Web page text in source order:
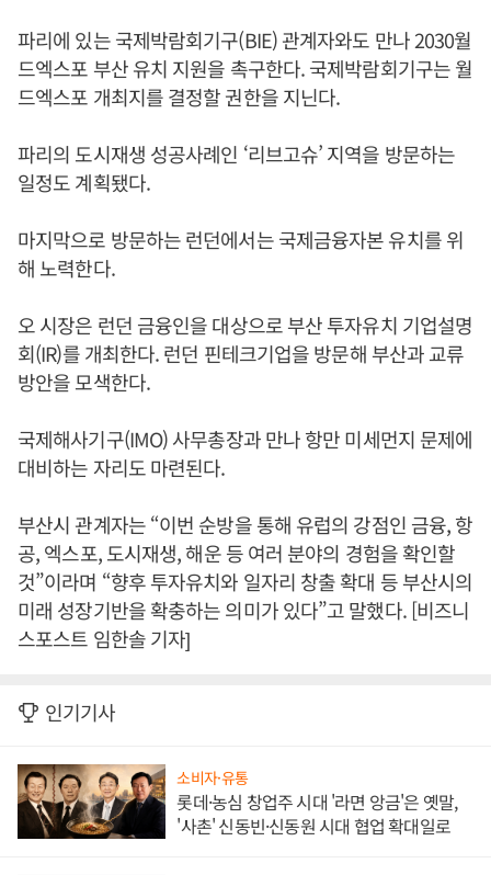
파리에 있는 국제박람회기구(BIE) 관계자와도 만나 2030월
드엑스포 부산 유치 지원을 촉구한다. 국제박람회기구는 월
드엑스포 개최지를 결정할 권한을 지닌다.
파리의 도시재생 성공사례인 ‘리브고슈’ 지역을 방문하는
일정도 계획됐다.
마지막으로 방문하는 런던에서는 국제금융자본 유치를 위
해 노력한다.
오 시장은 런던 금융인을 대상으로 부산 투자유치 기업설명
회(IR)를 개최한다. 런던 핀테크기업을 방문해 부산과 교류
방안을 모색한다.
국제해사기구(IMO) 사무총장과 만나 항만 미세먼지 문제에
대비하는 자리도 마련된다.
부산시 관계자는 “이번 순방을 통해 유럽의 강점인 금융, 항
공, 엑스포, 도시재생, 해운 등 여러 분야의 경험을 확인할
것”이라며 “향후 투자유치와 일자리 창출 확대 등 부산시의
미래 성장기반을 확충하는 의미가 있다”고 말했다. [비즈니
스포스트 임한솔 기자]
인기기사
소비자·유통
롯데·농심 창업주 시대 '라면 앙금'은 옛말,
'사촌' 신동빈·신동원 시대 협업 확대일로